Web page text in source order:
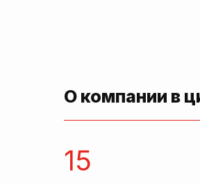
О компании в
15